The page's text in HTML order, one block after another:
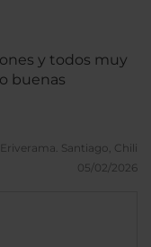
y todos muy
buenas
Eriverama. Santiago, Chili
05/02/2026